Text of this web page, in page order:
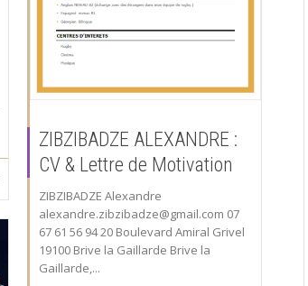
ZIBZIBADZE ALEXANDRE :
CV & Lettre de Motivation
ZIBZIBADZE Alexandre
alexandre.zibzibadze@gmail.com 07
67 61 56 94 20 Boulevard Amiral Grivel
19100 Brive la Gaillarde Brive la
Gaillarde,...